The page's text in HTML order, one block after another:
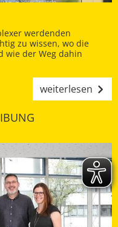
werdenden
zu wissen, wo die
wie der Weg dahin
weiterlesen